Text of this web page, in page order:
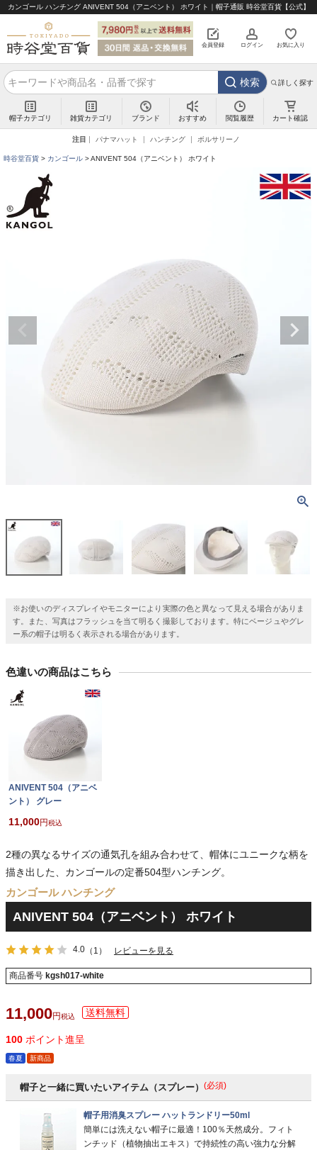
カンゴール ハンチング ANIVENT 504（アニベント） ホワイト｜帽子通販 時谷堂百貨【公式】
会員登録 ログイン お気に入り
検索 詳しく探す
帽子カテゴリ 雑貨カテゴリ ブランド おすすめ 閲覧履歴 カート確認
注目 パナマハット ハンチング ボルサリーノ
時谷堂百貨 カンゴール ANIVENT 504（アニベント） ホワイト
※お使いのディスプレイやモニターにより実際の色と異なって見える場合がありま
す。また、写真はフラッシュを当て明るく撮影しております。特にベージュやグレ
ー系の帽子は明るく表示される場合があります。
色違いの商品はこちら
ANIVENT 504（アニベ
ント） グレー
11,000 税込
2種の異なるサイズの通気孔を組み合わせて、帽体にユニークな柄を
描き出した、カンゴールの定番504型ハンチング。
カンゴール ハンチング
ANIVENT 504（アニベント） ホワイト
4.0 （1） レビューを見る
商品番号 kgsh017-white
11,000 税込
100 ポイント進呈
春夏 新商品
帽子と一緒に買いたいアイテム（スプレー） (必須)
帽子用消臭スプレー ハットランドリー50ml
簡単には洗えない帽子に最適！100％天然成分。フィト
ンチッド（植物抽出エキス）で持続性の高い強力な分解